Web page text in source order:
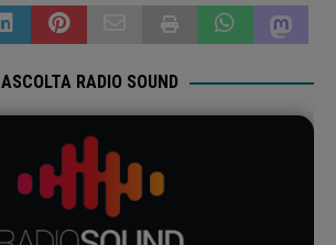
ASCOLTA RADIO SOUND